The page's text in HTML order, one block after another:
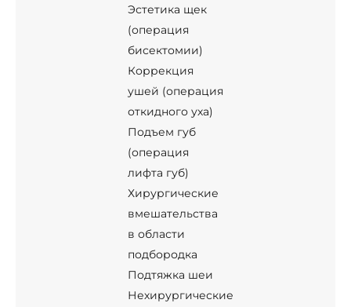
Эстетика щек
(операция
бисектомии)
Коррекция
ушей (операция
откидного уха)
Подъем губ
(операция
лифта губ)
Хирургические
вмешательства
в области
подбородка
Подтяжка шеи
Нехирургические